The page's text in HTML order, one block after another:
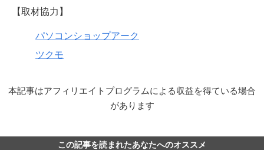
【取材協力】
パソコンショップアーク
ツクモ
本記事はアフィリエイトプログラムによる収益を得ている場合
があります
この記事を読まれたあなたへのオススメ